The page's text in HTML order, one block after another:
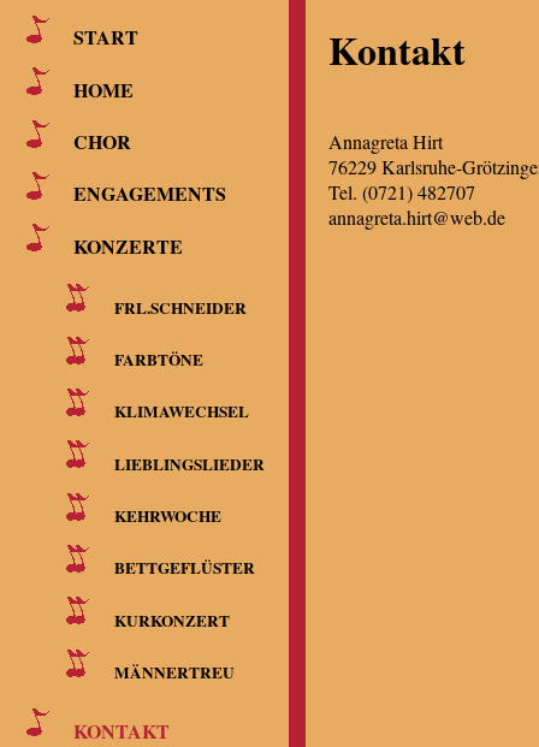
START
HOME
CHOR
ENGAGEMENTS
KONZERTE
FRL.SCHNEIDER
FARBTÖNE
KLIMAWECHSEL
LIEBLINGSLIEDER
KEHRWOCHE
BETTGEFLÜSTER
KURKONZERT
MÄNNERTREU
KONTAKT
Kontakt
Annagreta Hirt
76229 Karlsruhe-
Tel. (0721) 482707
annagreta.hirt@web.de